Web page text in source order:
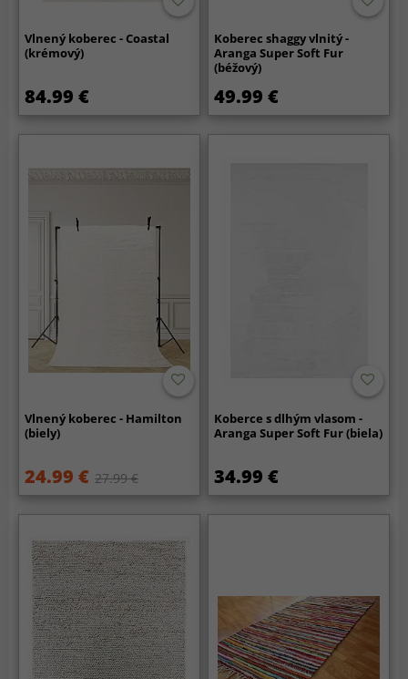
Vlnený koberec - Coastal
(krémový)
84.99 €
Koberec shaggy vlnitý -
Aranga Super Soft Fur
(béžový)
49.99 €
Vlnený koberec - Hamilton
(biely)
24.99 € 27.99 €
Koberce s dlhým vlasom -
Aranga Super Soft Fur (biela)
34.99 €